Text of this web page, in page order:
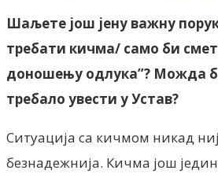
Шаљете још јену важну
требати кичма/ само би
доношењу одлука”? Можда
требало увести у Устав?
Ситуација са кичмом никад
безнадежнија. Кичма још